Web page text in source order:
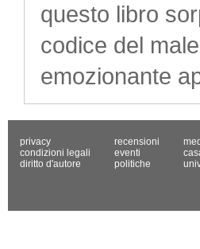
questo libro
codice del
emozionante
privacy
condizioni legali
diritto d'autore
recensioni
eventi
politiche